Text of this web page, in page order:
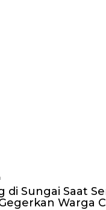
di Sungai Saat
Warga